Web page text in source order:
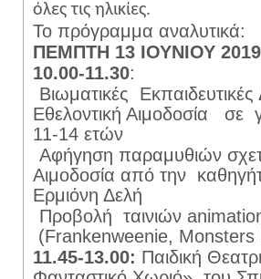
όλες τις ηλικίες.
Το πρόγραμμα αναλυτικά:
ΠΕΜΠΤΗ 13 ΙΟΥΝΙΟΥ 2019
10.00-11.30:
Βιωματικές
Εθελοντική Αιμοδοσία
σε
11-14 ετών
Αφήγηση παραμυθιών
Αιμοδοσία από την
Ερμιόνη Δελή
Προβολή ταινιών
(Frankenweenie, Monsters
11.45-13.00: Παιδική